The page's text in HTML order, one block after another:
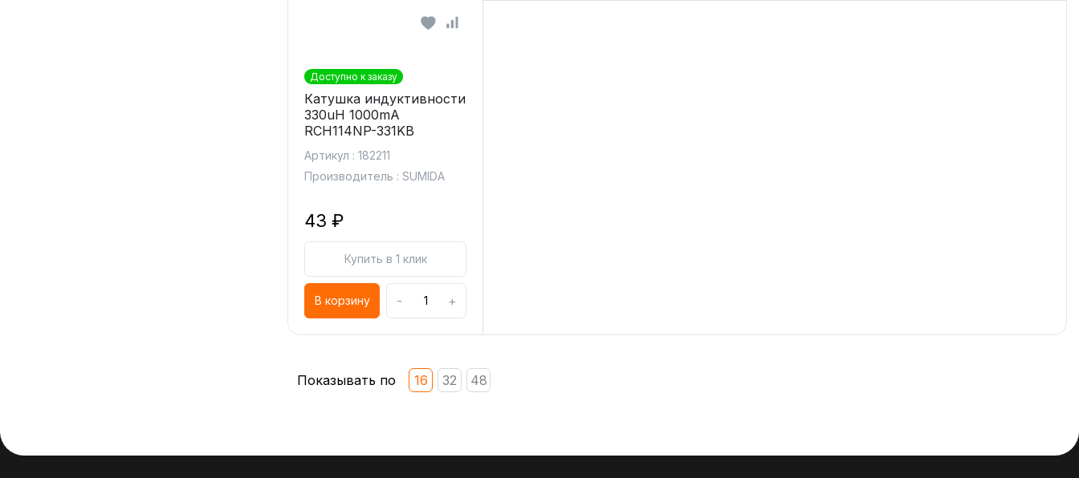
Доступно к заказу
Катушка индуктивности
330uH 1000mA
RCH114NP-331KB
Артикул : 182211
Производитель : SUMIDA
43 ₽
Купить в 1 клик
В корзину - +
Показывать по 16 32 48